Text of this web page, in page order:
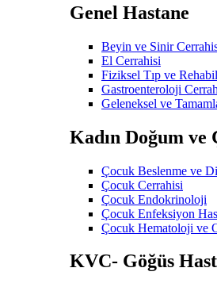
Genel Hastane
Beyin ve Sinir
El Cerrahisi
Fiziksel Tıp ve
Gastroenteroloji
Geleneksel ve
Kadın Doğum ve
Çocuk Beslenme ve
Çocuk Cerrahisi
Çocuk Endokrinoloji
Çocuk Enfeksiyon
Çocuk Hematoloji ve
KVC- Göğüs